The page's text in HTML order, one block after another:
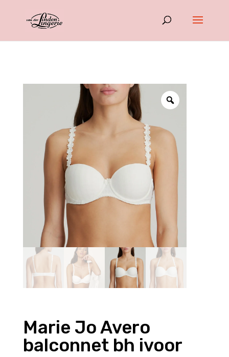
Marie Jo Avero
balconnet bh ivoor